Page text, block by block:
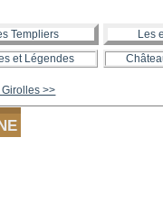
Templiers
Les
et Légendes
>>